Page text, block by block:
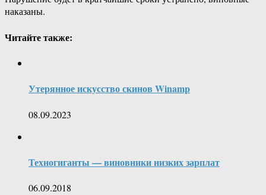
наказаны.
Читайте также:
Утерянное искусство скинов Winamp
08.09.2023
Техногиганты — виновники низких зарплат
06.09.2018